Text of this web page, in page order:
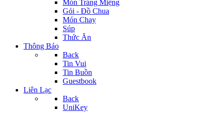
Món Tráng Miệng
Gỏi - Đồ Chua
Món Chay
Súp
Thức Ăn
Thông Báo
Back
Tin Vui
Tin Buồn
Guestbook
Liên Lạc
Back
UniKey